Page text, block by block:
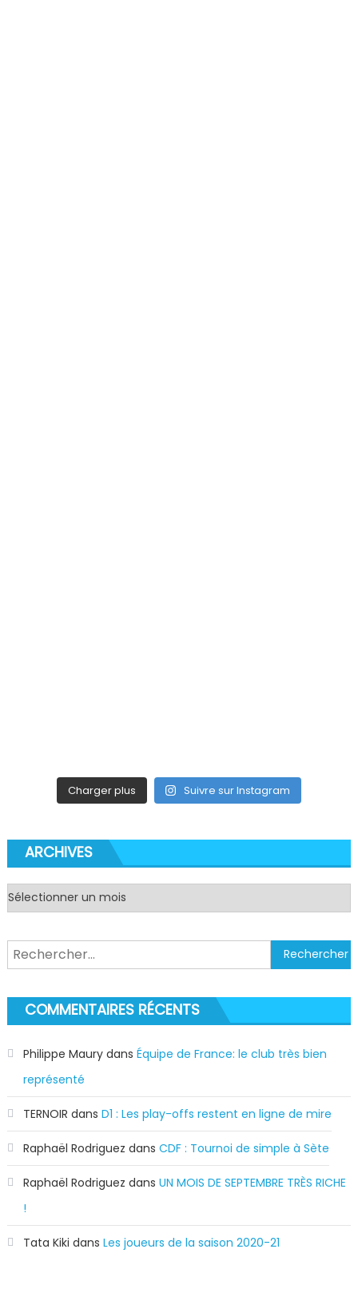
Charger plus Suivre sur Instagram
ARCHIVES
Archives
Rechercher :
COMMENTAIRES RÉCENTS
Philippe Maurydans Équipe de France: le club très bien
représenté
TERNOIR dans D1 : Les play-offs restent en ligne de mire
Raphaël Rodriguez dans CDF : Tournoi de simple à Sète
Raphaël Rodriguez dans UN MOIS DE SEPTEMBRE TRÈS RICHE
!
Tata Kiki dans Les joueurs de la saison 2020-21